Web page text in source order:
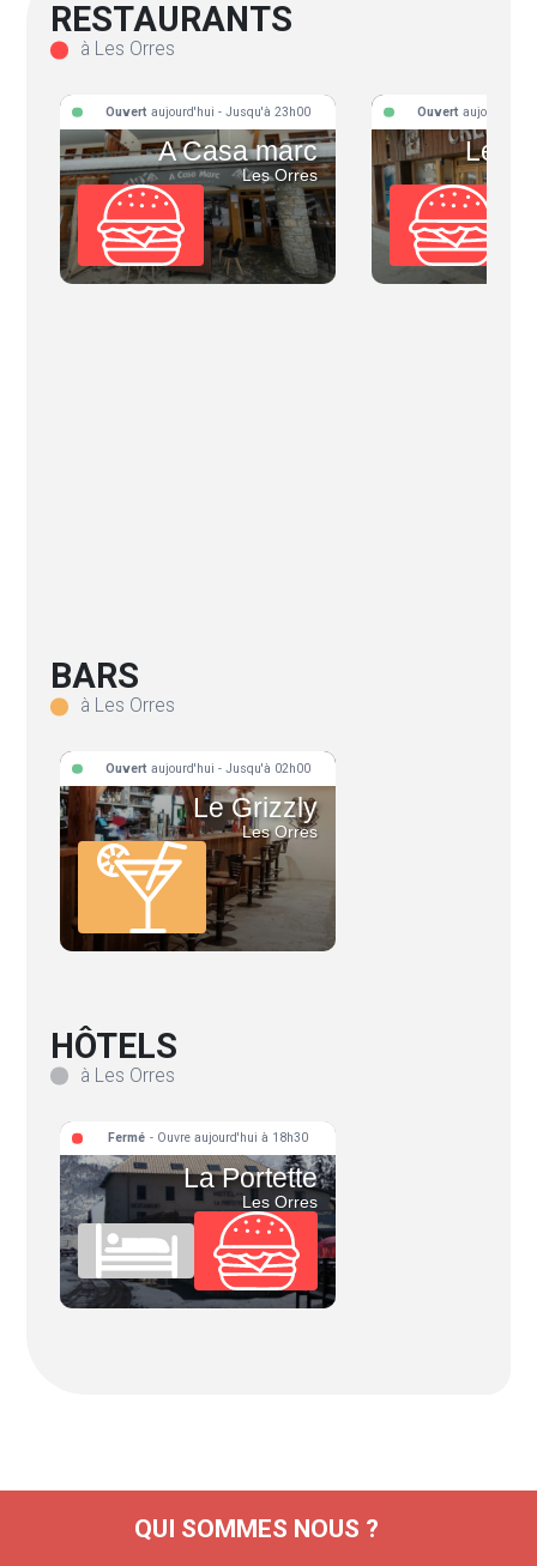
RESTAURANTS
à Les Orres
A Casa marc
Les Orres
Ouvert aujourd'hui - Jusqu'à 23h00
Le
Ouvert aujourd'hui
BARS
à Les Orres
Le Grizzly
Les Orres
Ouvert aujourd'hui - Jusqu'à 02h00
HÔTELS
à Les Orres
La Portette
Les Orres
Fermé - Ouvre aujourd'hui à 18h30
QUI SOMMES NOUS ?